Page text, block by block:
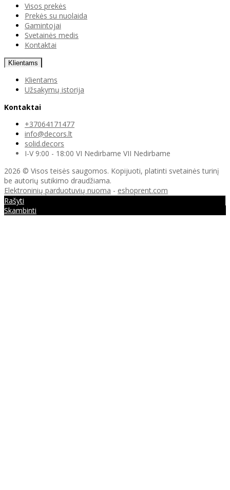
Visos prekės
Prekės su nuolaida
Gamintojai
Svetainės medis
Kontaktai
Klientams
Klientams
Užsakymų istorija
Kontaktai
+37064171477
info@decors.lt
solid.decors
I-V 9:00 - 18:00 VI Nedirbame VII Nedirbame
2026 © Visos teisės saugomos. Kopijuoti, platinti svetainės turinį
be autorių sutikimo draudžiama.
Elektroninių parduotuvių nuoma - eshoprent.com
Rašyti
Skambinti